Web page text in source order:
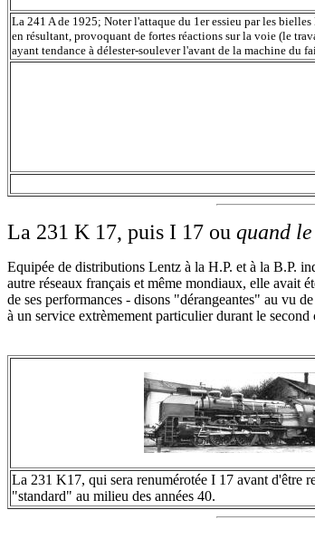
La 241 A de 1925; Noter l'attaque du 1er essieu par les
en résultant, provoquant de fortes réactions sur la voie (le
ayant tendance à délester-soulever l'avant de la machine du
La 231 K 17, puis I 17 ou quand
Equipée de distributions Lentz à la H.P. et à la B.P.
autre réseaux français et même mondiaux, elle avait
de ses performances - disons "dérangeantes" au vu
à un service extrèmement particulier durant le
La 231 K17, qui sera renumérotée I 17 avant d'être
"standard" au milieu des années 40.